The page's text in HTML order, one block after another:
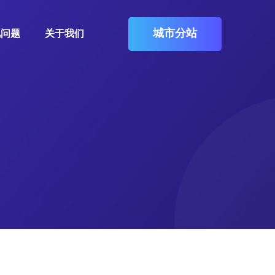
题 关于我们 城市分站